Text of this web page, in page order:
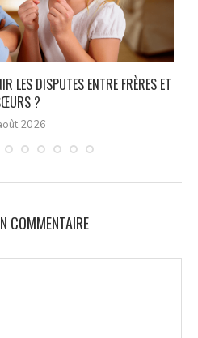
LES DISPUTES ENTRE FRÈRES ET
?
2026
COMMENTAIRE